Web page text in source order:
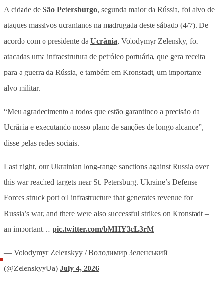
A cidade de São Petersburgo, segunda maior da Rússia, foi alvo de
ataques massivos ucranianos na madrugada deste sábado (4/7). De
acordo com o presidente da Ucrânia, Volodymyr Zelensky, foi
atacadas uma infraestrutura de petróleo portuária, que gera receita
para a guerra da Rússia, e também em Kronstadt, um importante
alvo militar.
“Meu agradecimento a todos que estão garantindo a precisão da
Ucrânia e executando nosso plano de sanções de longo alcance”,
disse pelas redes sociais.
Last night, our Ukrainian long-range sanctions against Russia over
this war reached targets near St. Petersburg. Ukraine’s Defense
Forces struck port oil infrastructure that generates revenue for
Russia’s war, and there were also successful strikes on Kronstadt –
an important… pic.twitter.com/bMHY3cL3rM
— Volodymyr Zelenskyy / Володимир Зеленський
(@ZelenskyyUa) July 4, 2026